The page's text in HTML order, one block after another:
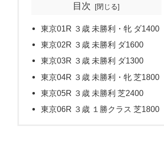
目次
東京01R ３歳 未勝利・牝 ダ1400
東京02R ３歳 未勝利 ダ1600
東京03R ３歳 未勝利 ダ1300
東京04R ３歳 未勝利・牝 芝1800
東京05R ３歳 未勝利 芝2400
東京06R ３歳 １勝クラス 芝1800